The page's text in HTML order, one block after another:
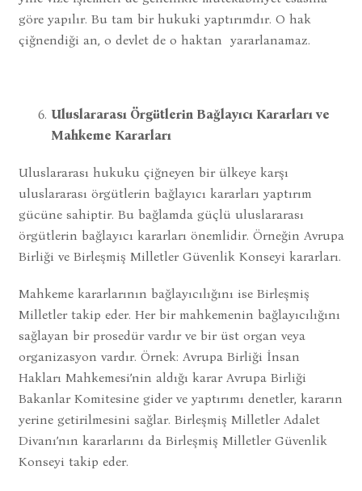
göre yapılır. Bu tam bir hukuki yaptırımdır. O hak
çiğnendiği an, o devlet de o haktan yararlanamaz.
Uluslararası Örgütlerin Bağlayıcı Kararları ve
Mahkeme Kararları
Uluslararası hukuku çiğneyen bir ülkeye karşı
uluslararası örgütlerin bağlayıcı kararları yaptırım
gücüne sahiptir. Bu bağlamda güçlü uluslararası
örgütlerin bağlayıcı kararları önemlidir. Örneğin Avrupa
Birliği ve Birleşmiş Milletler Güvenlik Konseyi kararları.
Mahkeme kararlarının bağlayıcılığını ise Birleşmiş
Milletler takip eder. Her bir mahkemenin bağlayıcılığını
sağlayan bir prosedür vardır ve bir üst organ veya
organizasyon vardır. Örnek: Avrupa Birliği İnsan
Hakları Mahkemesi’nin aldığı karar Avrupa Birliği
Bakanlar Komitesine gider ve yaptırımı denetler, kararın
yerine getirilmesini sağlar. Birleşmiş Milletler Adalet
Divanı’nın kararlarını da Birleşmiş Milletler Güvenlik
Konseyi takip eder.